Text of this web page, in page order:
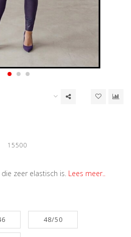
15500
zeer elastisch is. Lees meer..
48/50